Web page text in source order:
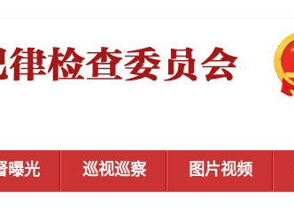
曝光 巡视巡察 图片视频